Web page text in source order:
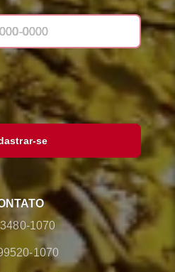
se
1070
1070